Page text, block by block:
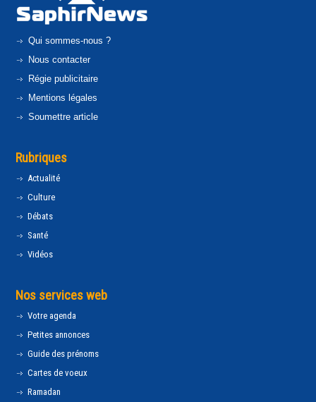
Qui sommes-nous ?
Nous contacter
Régie publicitaire
Mentions légales
Soumettre article
Rubriques
Actualité
Culture
Débats
Santé
Vidéos
Nos services web
Votre agenda
Petites annonces
Guide des prénoms
Cartes de voeux
Ramadan